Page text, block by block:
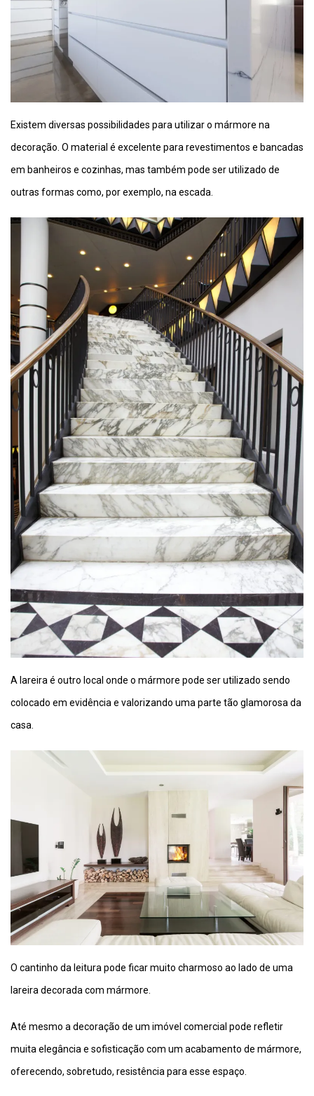
Existem diversas possibilidades para utilizar o mármore na
decoração. O material é excelente para revestimentos e bancadas
em banheiros e cozinhas, mas também pode ser utilizado de
outras formas como, por exemplo, na escada.
A lareira é outro local onde o mármore pode ser utilizado sendo
colocado em evidência e valorizando uma parte tão glamorosa da
casa.
O cantinho da leitura pode ficar muito charmoso ao lado de uma
lareira decorada com mármore.
Até mesmo a decoração de um imóvel comercial pode refletir
muita elegância e sofisticação com um acabamento de mármore,
oferecendo, sobretudo, resistência para esse espaço.